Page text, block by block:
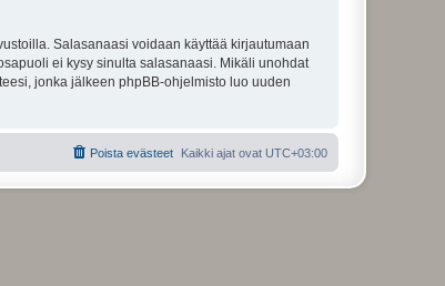
Salasanaasi voidaan käyttää kirjautumaan
ei kysy sinulta salasanaasi. Mikäli unohdat
jonka jälkeen phpBB-ohjelmisto luo uuden
Kaikki ajat ovat UTC+03:00
Poista evästeet